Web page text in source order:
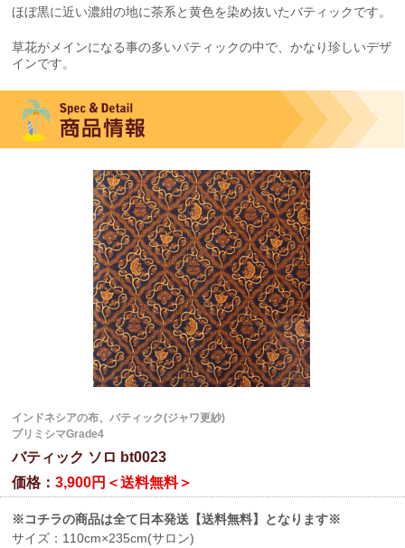
ほぼ黒に近い濃紺の地に茶系と黄色を染め抜いたバティックです。
草花がメインになる事の多いバティックの中で、かなり珍しいデザ
インです。
インドネシアの布、バティック(ジャワ更紗)
プリミシマGrade4
バティック ソロ bt0023
価格：3,900円＜送料無料＞
※コチラの商品は全て日本発送【送料無料】となります※
サイズ：110cm×235cm(サロン)